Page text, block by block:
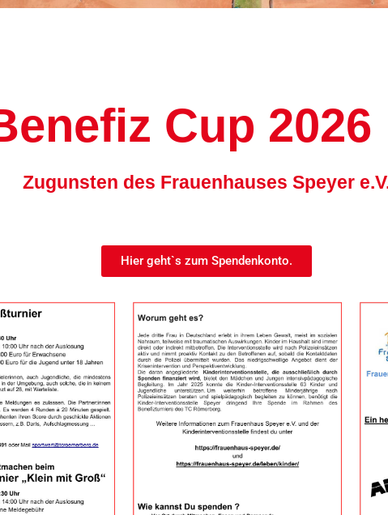
Cup 2026
Zugunsten des Frauenhauses Speyer
Hier geht`s zum Spendenkonto.